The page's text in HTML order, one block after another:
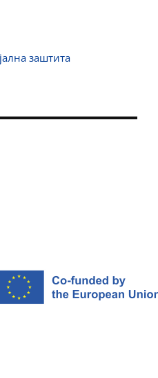
заштита